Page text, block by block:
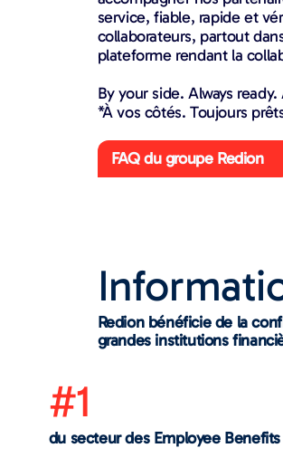
service, fiable, rapide et
collaborateurs, partout
plateforme rendant la
By your side. Always ready.
*À vos côtés. Toujours
FAQ du groupe Redion
Redion bénéficie de la
grandes institutions
#1
du secteur des Employee Benefits